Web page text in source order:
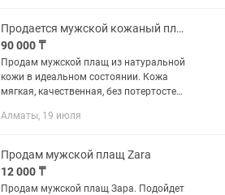
Продается мужской кожаный плащ (56 размер)
90 000 ₸
Продам мужской плащ из натуральной
кожи в идеальном состоянии. Кожа
мягкая, качественная, без потертостей,
очень аккуратно. Внутри теплая
Алматы, 19 июля
Продам мужской плащ Zara
12 000 ₸
Продам мужской плащ Зара. Подойдет